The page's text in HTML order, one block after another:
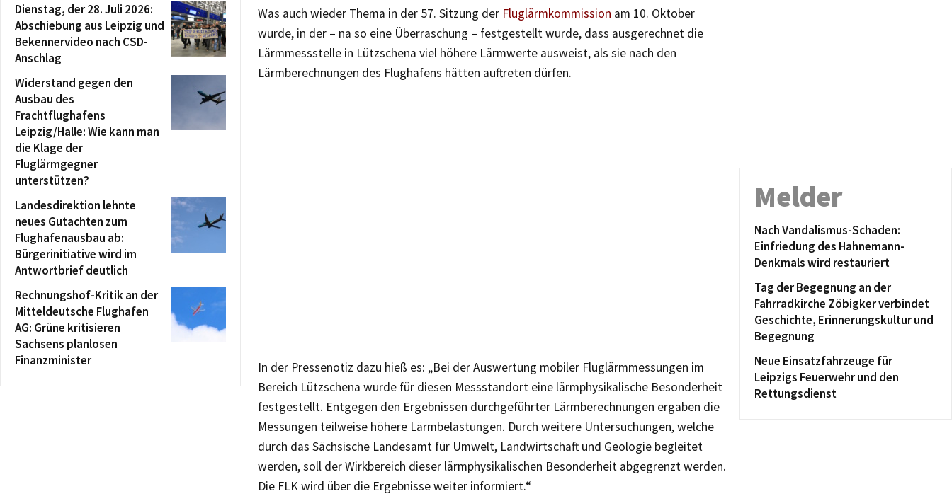
Was auch wieder Thema in der 57. Sitzung der Fluglärmkommission am 10. Oktober
wurde, in der – na so eine Überraschung – festgestellt wurde, dass ausgerechnet die
Lärmmessstelle in Lützschena viel höhere Lärmwerte ausweist, als sie nach den
Lärmberechnungen des Flughafens hätten auftreten dürfen.
In der Pressenotiz dazu hieß es: „Bei der Auswertung mobiler Fluglärmmessungen im
Bereich Lützschena wurde für diesen Messstandort eine lärmphysikalische Besonderheit
festgestellt. Entgegen den Ergebnissen durchgeführter Lärmberechnungen ergaben die
Messungen teilweise höhere Lärmbelastungen. Durch weitere Untersuchungen, welche
durch das Sächsische Landesamt für Umwelt, Landwirtschaft und Geologie begleitet
werden, soll der Wirkbereich dieser lärmphysikalischen Besonderheit abgegrenzt werden.
Die FLK wird über die Ergebnisse weiter informiert.“
Dienstag, der 28. Juli 2026:
Abschiebung aus Leipzig und
Bekennervideo nach CSD-
Anschlag
Widerstand gegen den
Ausbau des
Frachtflughafens
Leipzig/Halle: Wie kann man
die Klage der
Fluglärmgegner
unterstützen?
Landesdirektion lehnte
neues Gutachten zum
Flughafenausbau ab:
Bürgerinitiative wird im
Antwortbrief deutlich
Rechnungshof-Kritik an der
Mitteldeutsche Flughafen
AG: Grüne kritisieren
Sachsens planlosen
Finanzminister
Melder
Nach Vandalismus-Schaden:
Einfriedung des Hahnemann-
Denkmals wird restauriert
Tag der Begegnung an der
Fahrradkirche Zöbigker verbindet
Geschichte, Erinnerungskultur und
Begegnung
Neue Einsatzfahrzeuge für
Leipzigs Feuerwehr und den
Rettungsdienst